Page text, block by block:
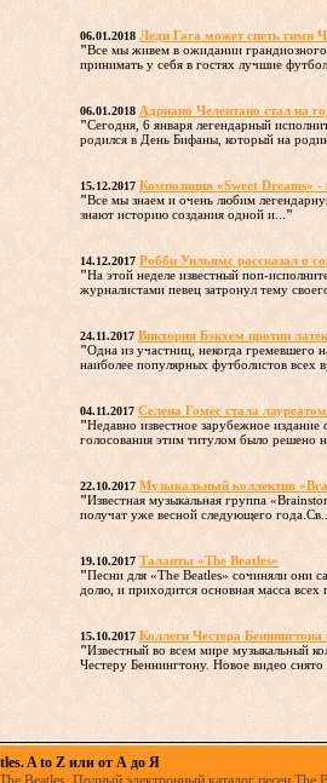
06.01.2018 Леди Гага может спеть гимн
"Все мы живем в ожидании
принимать у себя в гостях лучшие
06.01.2018 Адриано Челентано стал на
"Сегодня, 6 января легендарный
родился в День Бифаны, который на
15.12.2017 Композиция «Sweet Dreams» -
"Все мы знаем и очень любим
знают историю создания одной и... "
14.12.2017 Робби Уильямс рассказал о
"На этой неделе известный поп-
журналистами певец затронул тему
24.11.2017 Виктория Бэкхем протии
"Одна из участниц, некогда гремевшего
наиболее популярных футболистов всех
04.11.2017 Селена Гомес стала
"Недавно известное зарубежное
голосования этим титулом было решено
22.10.2017 Музыкальный коллектив
"Известная музыкальная группа
получат уже весной следующего года.Св...
19.10.2017 Таланты «The Beatles»
"Песни для «The Beatles» сочиняли они
долю, и приходится основная масса всех
15.10.2017 Коллеги Честера
"Известный во всем мире музыкальный
Честеру Беннингтону. Новое видео снято
A to Z или от А до Я